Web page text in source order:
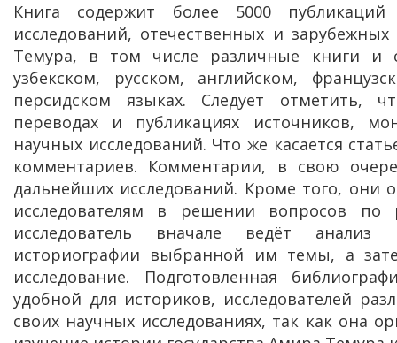
Книга содержит более 5000 публикаций
исследований, отечественных и
Темура, в том числе различные книги и
узбекском, русском, английском,
персидском языках. Следует отметить,
переводах и публикациях источников,
научных исследований. Что же касается
комментариев. Комментарии, в свою
дальнейших исследований. Кроме того, они
исследователям в решении вопросов по
исследователь вначале ведёт
историографии выбранной им темы, а
исследование. Подготовленная
удобной для историков, исследователей
своих научных исследованиях, так как она